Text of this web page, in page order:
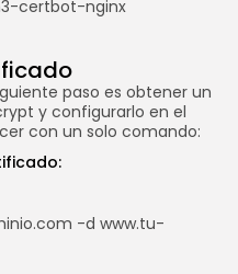
certbot-nginx
paso es obtener un
y configurarlo en el
con un solo comando:
-d www.tu-